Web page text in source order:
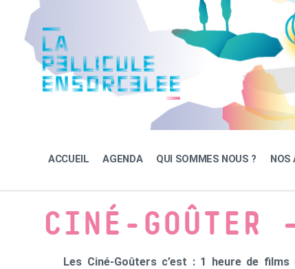
content
navigation
footer
ACCUEIL AGENDA QUI SOMMES NOUS ? NOS
CINÉ-GOÛTER
Les Ciné-Goûters c’est : 1 heure de